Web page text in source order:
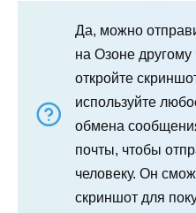
Да, можно
на Озоне другому
откройте
используйте
обмена
почты, чтобы
человеку. Он
скриншот для